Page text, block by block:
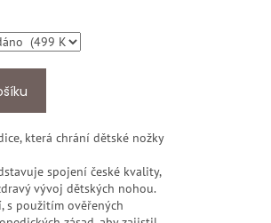
která chrání dětské nožky
spojení české kvality,
vývoj dětských nohou.
s použitím ověřených